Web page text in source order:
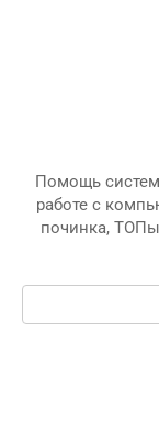
Помощь
работе с
починка,
Поиск: